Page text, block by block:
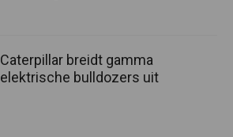
Caterpillar breidt gamma
elektrische bulldozers uit